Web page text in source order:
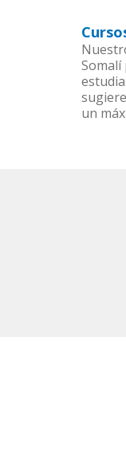
Somalí
un
is going